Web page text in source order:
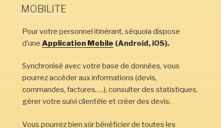
LE
MOBILITE
Pour votre personnel itinérant, séquoia dispose
d’une Application Mobile (Android, iOS).
Synchronisé avec votre base de données, vous
pourrez accéder aux informations (devis,
commandes, factures, …), consulter des statistiques,
gérer votre suivi clientèle et créer des devis.
Vous pourrez bien sûr bénéficier de toutes les